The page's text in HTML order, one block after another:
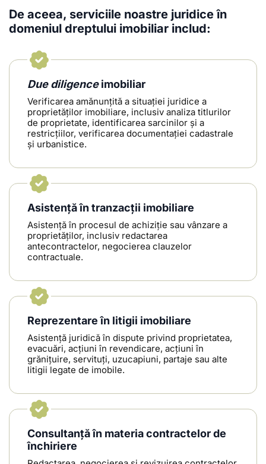
De aceea, serviciile noastre juridice în
domeniul dreptului imobiliar includ:
Due diligenceimobiliar
Verificarea amănunțită a situației juridice a
proprietăților imobiliare, inclusiv analiza titlurilor
de proprietate, identificarea sarcinilor și a
restricțiilor, verificarea documentației cadastrale
și urbanistice.
Asistență în tranzacții imobiliare
Asistență în procesul de achiziție sau vânzare a
proprietăților, inclusiv redactarea
antecontractelor, negocierea clauzelor
contractuale.
Reprezentare în litigii imobiliare
Asistență juridică în dispute privind proprietatea,
evacuări, acțiuni în revendicare, acțiuni în
grănițuire, servituți, uzucapiuni, partaje sau alte
litigii legate de imobile.
Consultanță în materia contractelor de
închiriere